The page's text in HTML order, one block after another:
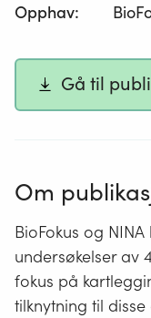
Opphav:
Gå til
Om
BioFokus og
undersøkelser av
fokus på
tilknytning til